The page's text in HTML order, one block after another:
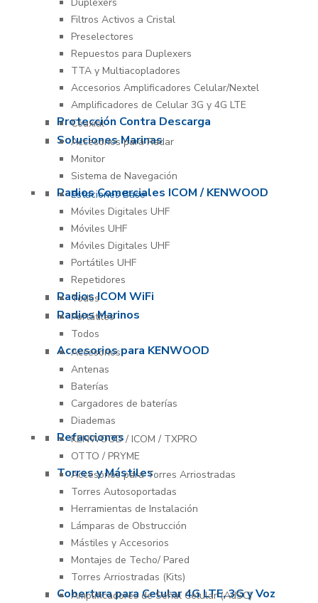
Filtros Activos a Cristal
Preselectores
Repuestos para Duplexers
TTA y Multiacopladores
Accesorios Amplificadores Celular/Nextel
Amplificadores de Celular 3G y 4G LTE
Protección Contra Descarga
Coaxial
Soluciones Marinas
Accesorios para Radar
Monitor
Sistema de Navegación
Radios Comerciales ICOM / KENWOOD
Estaciones Base
Móviles Digitales UHF
Móviles UHF
Móviles Digitales UHF
Portátiles UHF
Repetidores
Radios ICOM WiFi
Todos
Radios Marinos
Portátiles
Todos
Accesorios para KENWOOD
Accesorios
Antenas
Baterías
Cargadores de baterías
Diademas
Refacciones
KENWOOD / ICOM / TXPRO
OTTO / PRYME
Torres y Mástiles
Accesorios para Torres Arriostradas
Torres Autosoportadas
Herramientas de Instalación
Lámparas de Obstrucción
Mástiles y Accesorios
Montajes de Techo/ Pared
Torres Arriostradas (Kits)
Cobertura para Celular 4G LTE, 3G y Voz
Amplificadores de Señal Celular (AdSC)